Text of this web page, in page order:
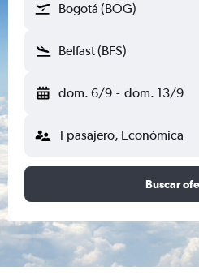
Bogotá (BOG)
Belfast (BFS)
dom. 6/9 - dom. 13/9
1 pasajero, Económica
Buscar